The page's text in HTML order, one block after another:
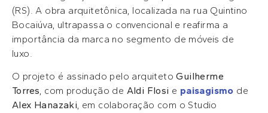
(RS). A obra arquitetônica, localizada na rua Quintino
Bocaiúva, ultrapassa o convencional e reafirma a
importância da marca no segmento de móveis de
luxo.
O projeto é assinado pelo arquitetoGuilherme
Torres, com produção de Aldi Flosi e paisagismo de
Alex Hanazaki, em colaboração com o Studio